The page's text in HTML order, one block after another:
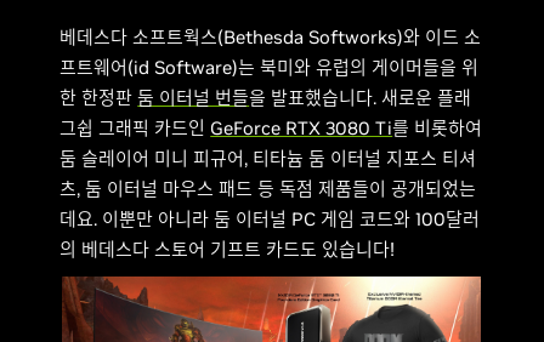
베데스다 소프트웍스(Bethesda Softworks)와 이드 소
프트웨어(id Software)는 북미와 유럽의 게이머들을 위
한 한정판둠 이터널 번들을 발표했습니다. 새로운 플래
그쉽 그래픽 카드인 GeForce RTX 3080 Ti를 비롯하여
둠 슬레이어 미니 피규어, 티타늄 둠 이터널 지포스 티셔
츠, 둠 이터널 마우스 패드 등 독점 제품들이 공개되었는
데요. 이뿐만 아니라 둠 이터널 PC 게임 코드와 100달러
의 베데스다 스토어 기프트 카드도 있습니다!